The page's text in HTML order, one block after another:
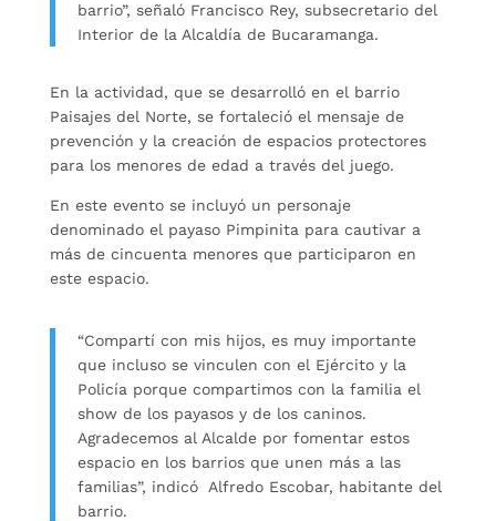
barrio”, señaló Francisco Rey, subsecretario del
Interior de la Alcaldía de Bucaramanga.
En la actividad, que se desarrolló en el barrio
Paisajes del Norte, se fortaleció el mensaje de
prevención y la creación de espacios protectores
para los menores de edad a través del juego.
En este evento se incluyó un personaje
denominado el payaso Pimpinita para cautivar a
más de cincuenta menores que participaron en
este espacio.
“Compartí con mis hijos, es muy importante
que incluso se vinculen con el Ejército y la
Policía porque compartimos con la familia el
show de los payasos y de los caninos.
Agradecemos al Alcalde por fomentar estos
espacio en los barrios que unen más a las
familias”, indicó Alfredo Escobar, habitante del
barrio.